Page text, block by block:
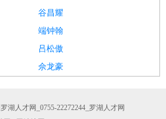
谷昌耀
端钟翰
吕松傲
佘龙豪
湖人才网_0755-22272244_罗湖人才网